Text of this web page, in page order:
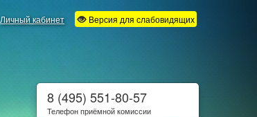
Личный кабинет Версия для слабовидящих
8 (495) 551-80-57
Телефон приёмной комиссии